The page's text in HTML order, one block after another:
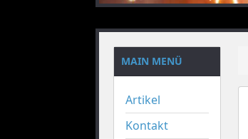
MAIN MENÜ
Artikel
Kontakt